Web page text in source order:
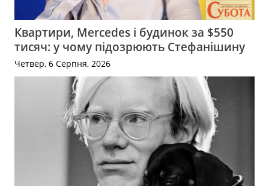
Квартири, Mercedes і будинок за $550
тисяч: у чому підозрюють Стефанішину
Четвер, 6 Серпня, 2026